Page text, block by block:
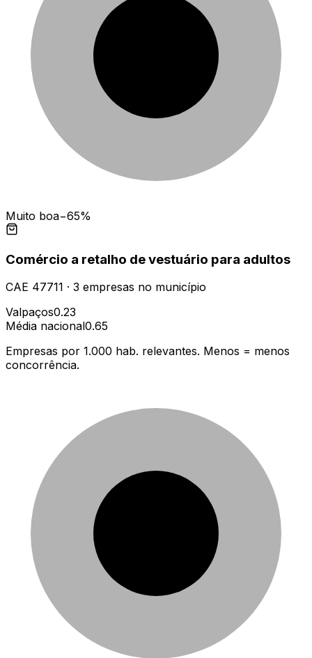
Muito boa−65%
Comércio a retalho de vestuário para adultos
CAE 47711 · 3 empresas no município
Valpaços0.23
Média nacional0.65
Empresas por 1.000 hab. relevantes. Menos = menos
concorrência.